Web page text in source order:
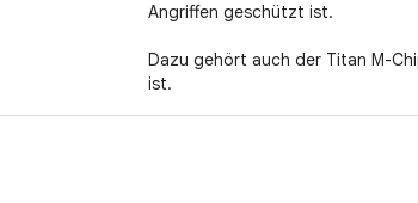
Angriffen geschützt ist.
Dazu gehört auch der Titan M-
ist.